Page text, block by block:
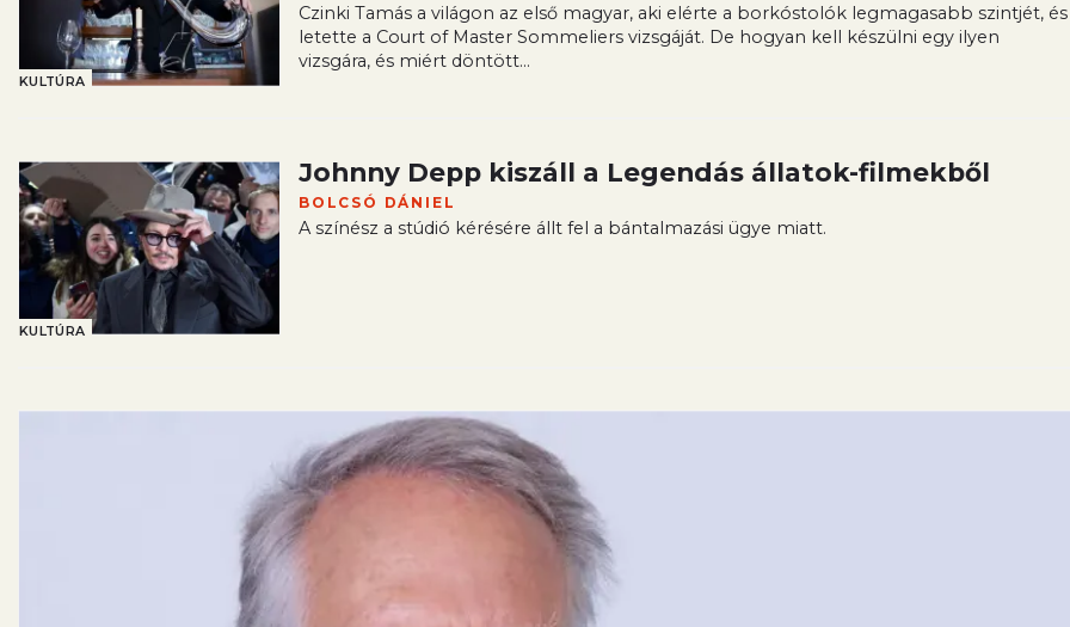
KULTÚRA
Czinki Tamás a világon az első magyar, aki elérte a borkóstolók legmagasabb szintjét, és
letette a Court of Master Sommeliers vizsgáját. De hogyan kell készülni egy ilyen
vizsgára, és miért döntött...
KULTÚRA
Johnny Depp kiszáll a Legendás állatok-filmekből
BOLCSÓ DÁNIEL
A színész a stúdió kérésére állt fel a bántalmazási ügye miatt.